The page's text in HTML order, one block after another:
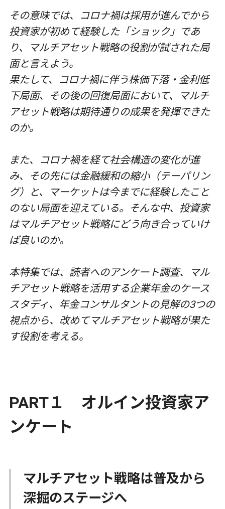
その意味では、コロナ禍は採用が進んでから
投資家が初めて経験した「ショック」であ
り、マルチアセット戦略の役割が試された局
面と言えよう。
果たして、コロナ禍に伴う株価下落・金利低
下局面、その後の回復局面において、マルチ
アセット戦略は期待通りの成果を発揮できた
のか。
また、コロナ禍を経て社会構造の変化が進
み、その先には金融緩和の縮小（テーパリン
グ）と、マーケットは今までに経験したこと
のない局面を迎えている。そんな中、投資家
はマルチアセット戦略にどう向き合っていけ
ば良いのか。
本特集では、読者へのアンケート調査、マル
チアセット戦略を活用する企業年金のケース
スタディ、 年金コンサルタントの見解の3つの
視点から、改めてマルチアセット戦略が果た
す役割を考える。
PART１ オルイン投資家ア
ンケート
マルチアセット戦略は普及から
深掘のステージへ